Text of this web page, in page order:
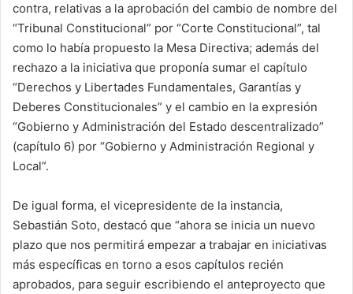
contra, relativas a la aprobación del cambio de nombre del
“Tribunal Constitucional” por “Corte Constitucional”, tal
como lo había propuesto la Mesa Directiva; además del
rechazo a la iniciativa que proponía sumar el capítulo
“Derechos y Libertades Fundamentales, Garantías y
Deberes Constitucionales” y el cambio en la expresión
“Gobierno y Administración del Estado descentralizado”
(capítulo 6) por “Gobierno y Administración Regional y
Local”.
De igual forma, el vicepresidente de la instancia,
Sebastián Soto, destacó que “ahora se inicia un nuevo
plazo que nos permitirá empezar a trabajar en iniciativas
más específicas en torno a esos capítulos recién
aprobados, para seguir escribiendo el anteproyecto que